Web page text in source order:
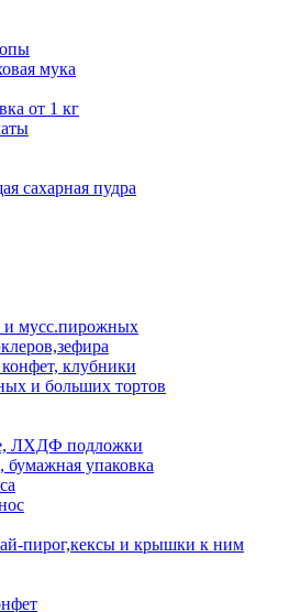
мука
от 1 кг
сахарная пудра
и мусс.пирожных
клубники
и больших тортов
ЛХДФ подложки
упаковка
пирог,кексы и крышки к ним